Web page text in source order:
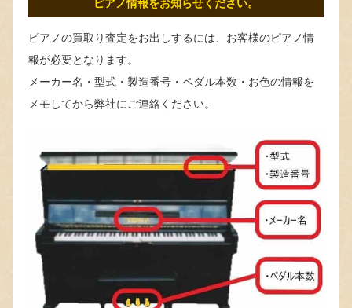
ピアノ情報をお知らせください。
ピアノの買取り査定をお出しするには、お客様のピアノ情
報が必要となります。
メーカー名・型式・製造番号・ペダル本数・お色の情報を
メモしてから弊社にご連絡ください。